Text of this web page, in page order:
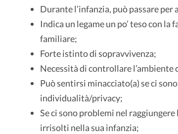
Durante l’infanzia, può passare
Indica un legame un po’ teso con
familiare;
Forte istinto di sopravvivenza;
Necessità di controllare l’ambiente
Può sentirsi minacciato(a) se ci
individualità/privacy;
Se ci sono problemi nel
irrisolti nella sua infanzia;